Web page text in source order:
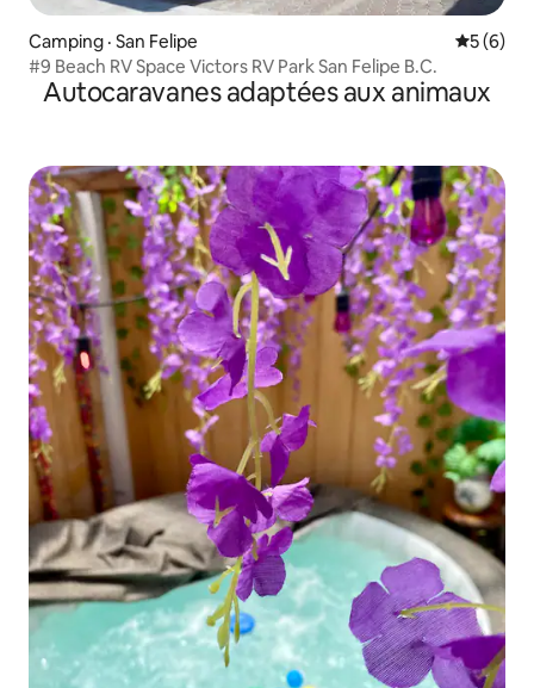
Camping · San Felipe Note
5 (6)
#9 Beach RV Space Victors RV Park San Felipe B.C.
Autocaravanes adaptées aux animaux